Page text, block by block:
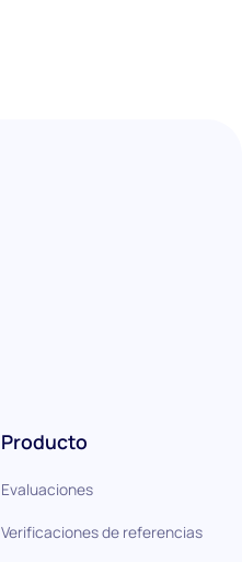
Producto
Evaluaciones
Verificaciones de referencias